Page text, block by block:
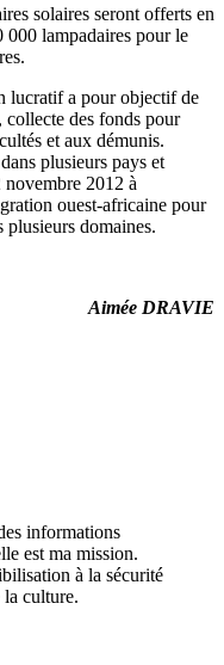
solaires seront offerts en
000 lampadaires pour le
lucratif a pour objectif de
des fonds pour
et aux démunis.
plusieurs pays et
2012 à
ouest-africaine pour
plusieurs domaines.
Aimée DRAVIE
informations
est ma mission.
à la sécurité
la culture.